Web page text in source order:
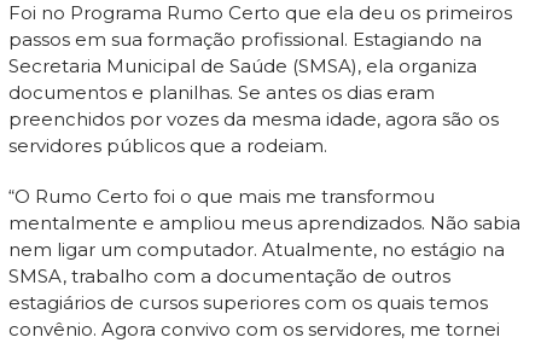
Foi no Programa Rumo Certo que ela deu os primeiros
passos em sua formação profissional. Estagiando na
Secretaria Municipal de Saúde (SMSA), ela organiza
documentos e planilhas. Se antes os dias eram
preenchidos por vozes da mesma idade, agora são os
servidores públicos que a rodeiam.
“O Rumo Certo foi o que mais me transformou
mentalmente e ampliou meus aprendizados. Não sabia
nem ligar um computador. Atualmente, no estágio na
SMSA, trabalho com a documentação de outros
estagiários de cursos superiores com os quais temos
convênio. Agora convivo com os servidores, me tornei